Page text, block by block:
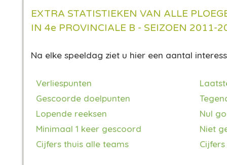
EXTRA STATISTIEKEN VAN ALLE
IN 4e PROVINCIALE B - SEIZOEN 2011-
Na elke speeldag ziet u hier een aantal
Verliespunten
Gescoorde doelpunten
Lopende reeksen
Nul
Minimaal 1 keer gescoord
Niet
Cijfers thuis alle teams